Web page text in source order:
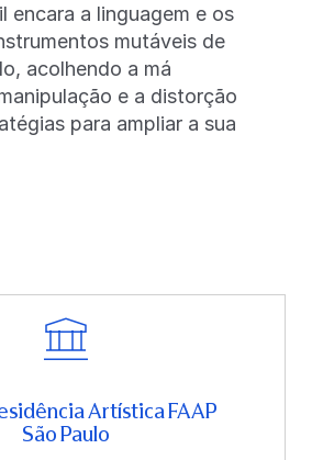
encara a linguagem e os
mutáveis de
acolhendo a má
e a distorção
para ampliar a sua
Artística FAAP
São Paulo